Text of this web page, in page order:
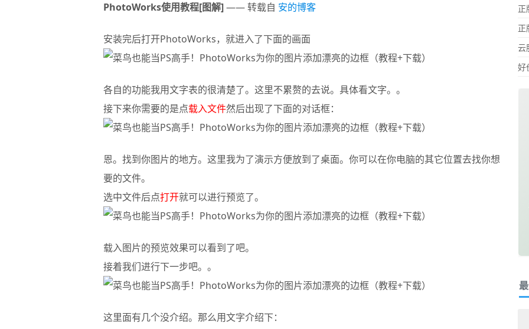
PhotoWorks使用教程[图解]—— 转载自 安的博客
安装完后打开PhotoWorks，就进入了下面的画面
各自的功能我用文字表的很清楚了。这里不累赘的去说。具体看文字。。
接下来你需要的是点载入文件然后出现了下面的对话框：
恩。找到你图片的地方。这里我为了演示方便放到了桌面。你可以在你电脑的其它位置去找你想
要的文件。
选中文件后点打开就可以进行预览了。
载入图片的预览效果可以看到了吧。
接着我们进行下一步吧。。
这里面有几个没介绍。那么用文字介绍下：
正
正
云
好